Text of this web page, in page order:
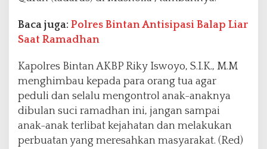
Baca juga: Polres Bintan Antisipasi Balap Liar
Saat Ramadhan
Kapolres Bintan AKBP Riky Iswoyo, S.I.K., M.M
menghimbau kepada para orang tua agar
peduli dan selalu mengontrol anak-anaknya
dibulan suci ramadhan ini, jangan sampai
anak-anak terlibat kejahatan dan melakukan
perbuatan yang meresahkan masyarakat. (Red)